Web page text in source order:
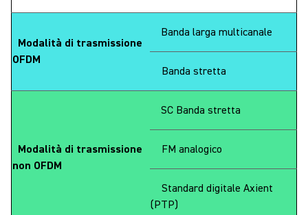
Modalità di trasmissione
OFDM
Banda larga multicanale
Banda stretta
Modalità di trasmissione
non OFDM
SC Banda stretta
FM analogico
Standard digitale Axient
(PTP)